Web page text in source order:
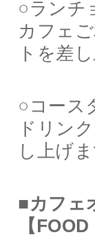
○ランチ
カフェ
トを差
○コース
ドリン
し上げま
■カフェ
【